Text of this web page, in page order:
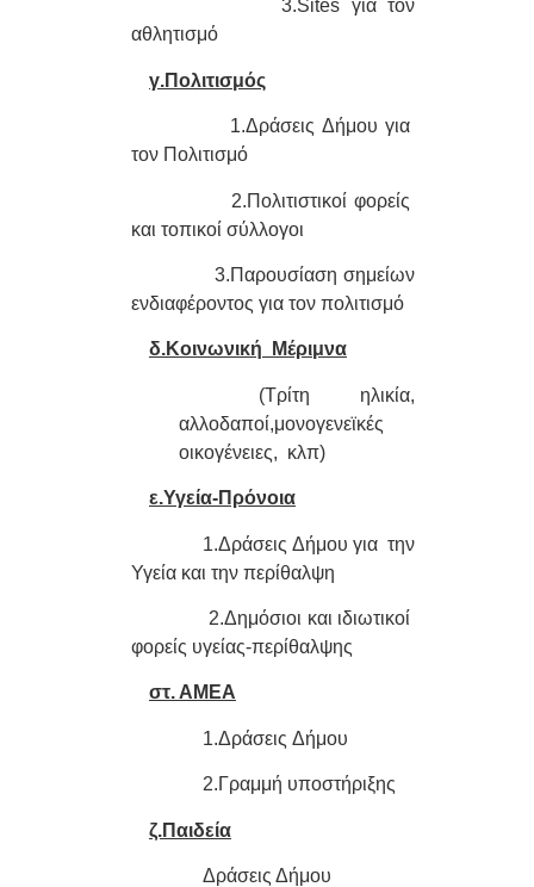
3.Sites για τον
αθλητισμό
γ.Πολιτισμός
1.Δράσεις Δήμουγια
τον Πολιτισμό
2.Πολιτιστικοί φορείς
και τοπικοί σύλλογοι
3.Παρουσίαση σημείων
ενδιαφέροντος για τον πολιτισμό
δ.Κοινωνική Μέριμνα
(Τρίτη ηλικία,
αλλοδαποί,μονογενεϊκές
οικογένειες, κλπ)
ε.Υγεία-Πρόνοια
1.Δράσεις Δήμου για την
Υγεία και την περίθαλψη
2.Δημόσιοι και ιδιωτικοί
φορείς υγείας-περίθαλψης
στ. ΑΜΕΑ
1.Δράσεις Δήμου
2.Γραμμή υποστήριξης
ζ.Παιδεία
Δράσεις Δήμου